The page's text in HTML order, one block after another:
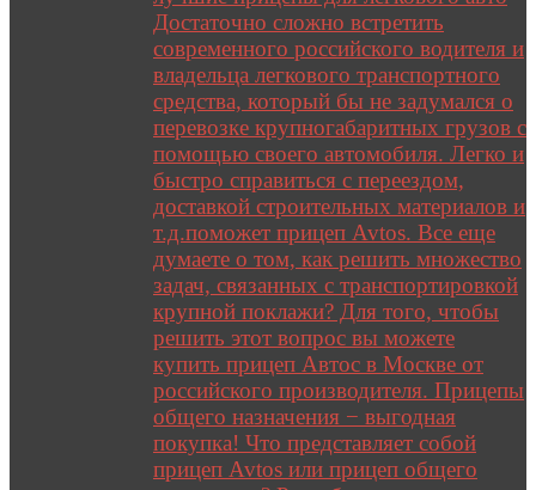
Достаточно сложно встретить
современного российского водителя и
владельца легкового транспортного
средства, который бы не задумался о
перевозке крупногабаритных грузов с
помощью своего автомобиля. Легко и
быстро справиться с переездом,
доставкой строительных материалов и
т.д.поможет прицеп Avtos. Все еще
думаете о том, как решить множество
задач, связанных с транспортировкой
крупной поклажи? Для того, чтобы
решить этот вопрос вы можете
купить прицеп Автос в Москве от
российского производителя. Прицепы
общего назначения − выгодная
покупка! Что представляет собой
прицеп Avtos или прицеп общего